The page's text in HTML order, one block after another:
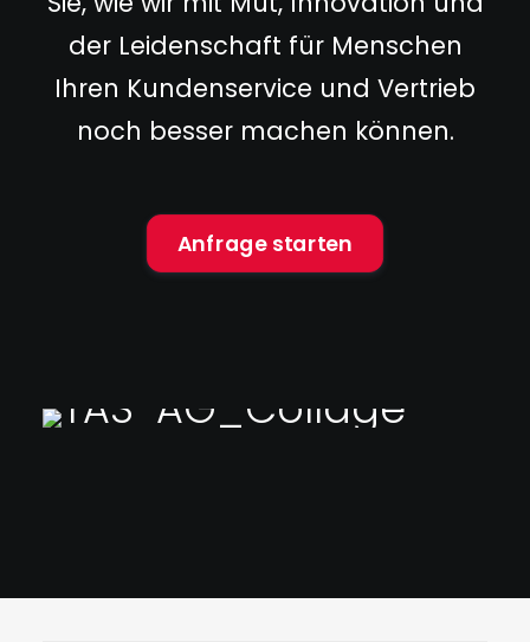
der Leidenschaft für Menschen
Ihren Kundenservice und Vertrieb
noch besser machen können.
Anfrage starten